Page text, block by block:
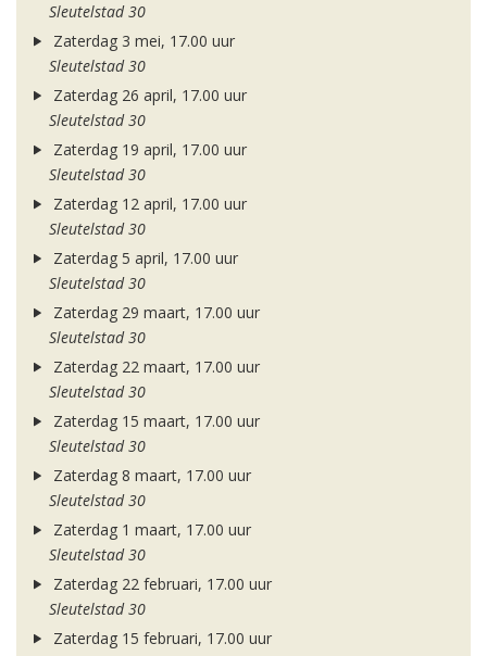
Sleutelstad 30
Zaterdag 3 mei, 17.00 uur
Sleutelstad 30
Zaterdag 26 april, 17.00 uur
Sleutelstad 30
Zaterdag 19 april, 17.00 uur
Sleutelstad 30
Zaterdag 12 april, 17.00 uur
Sleutelstad 30
Zaterdag 5 april, 17.00 uur
Sleutelstad 30
Zaterdag 29 maart, 17.00 uur
Sleutelstad 30
Zaterdag 22 maart, 17.00 uur
Sleutelstad 30
Zaterdag 15 maart, 17.00 uur
Sleutelstad 30
Zaterdag 8 maart, 17.00 uur
Sleutelstad 30
Zaterdag 1 maart, 17.00 uur
Sleutelstad 30
Zaterdag 22 februari, 17.00 uur
Sleutelstad 30
Zaterdag 15 februari, 17.00 uur